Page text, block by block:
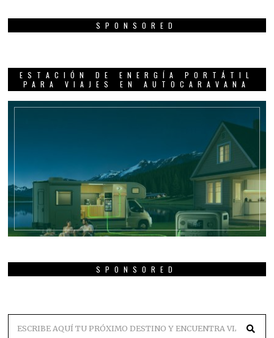
SPONSORED
ESTACIÓN DE ENERGÍA PORTÁTIL
PARA VIAJES EN AUTOCARAVANA
SPONSORED